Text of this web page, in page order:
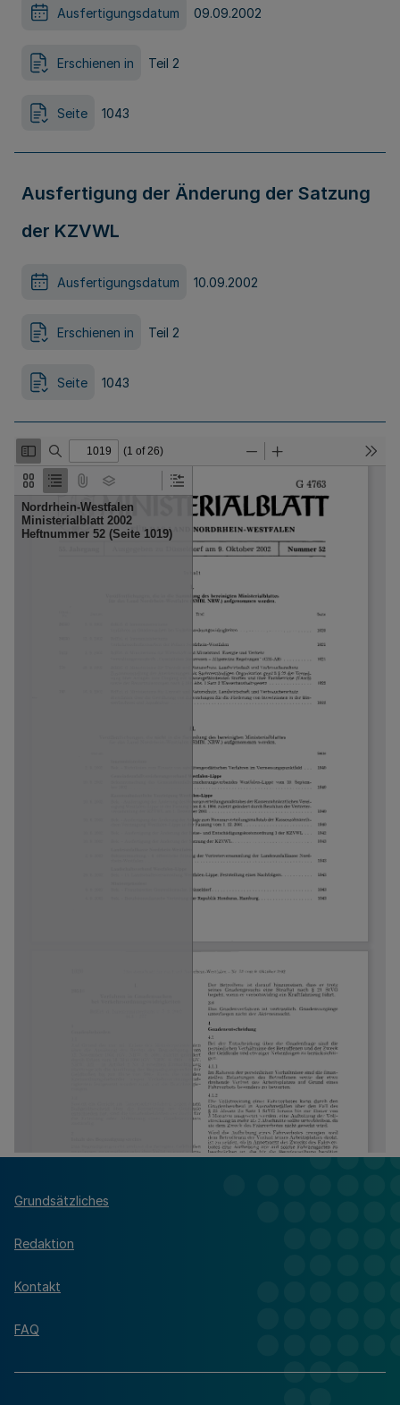
Ausfertigungsdatum 09.09.2002
Erschienen in Teil 2
Seite 1043
Ausfertigung der Änderung der Satzung
der KZVWL
Ausfertigungsdatum 10.09.2002
Erschienen in Teil 2
Seite 1043
Grundsätzliches
Redaktion
Kontakt
FAQ